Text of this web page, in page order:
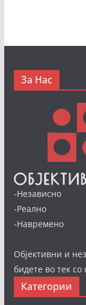
За Нас
-Независно
-Реално
-Навремено
Објективни и
бидете во тек
Категории